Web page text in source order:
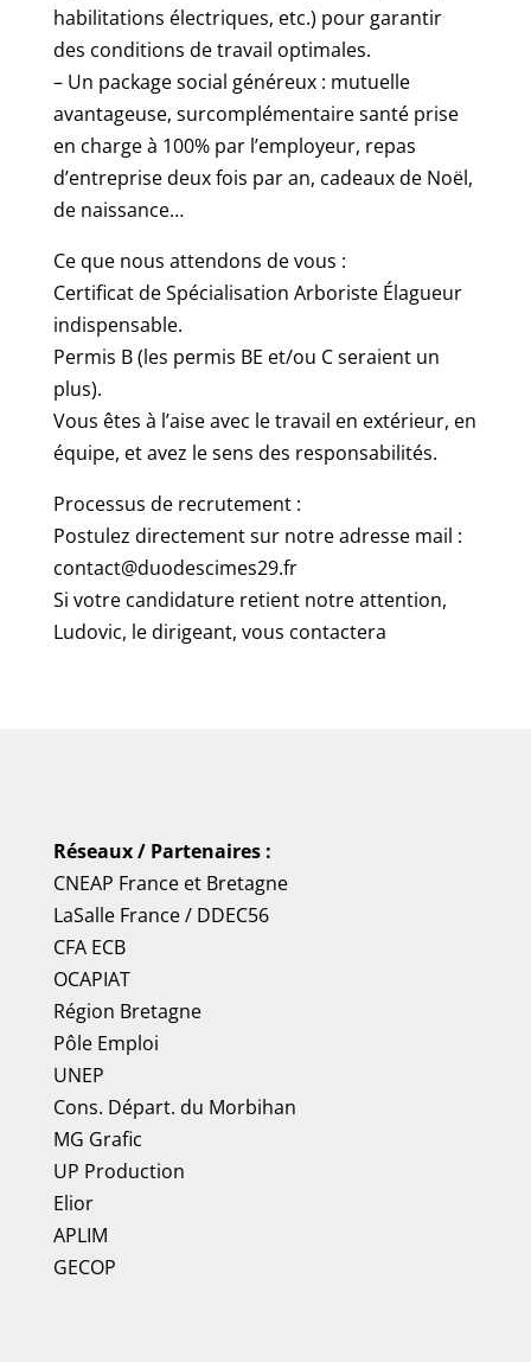
habilitations électriques, etc.) pour garantir
des conditions de travail optimales.
– Un package social généreux : mutuelle
avantageuse, surcomplémentaire santé prise
en charge à 100% par l’employeur, repas
d’entreprise deux fois par an, cadeaux de Noël,
de naissance…
Ce que nous attendons de vous :
Certificat de Spécialisation Arboriste Élagueur
indispensable.
Permis B (les permis BE et/ou C seraient un
plus).
Vous êtes à l’aise avec le travail en extérieur, en
équipe, et avez le sens des responsabilités.
Processus de recrutement :
Postulez directement sur notre adresse mail :
contact@duodescimes29.fr
Si votre candidature retient notre attention,
Ludovic, le dirigeant, vous contactera
Réseaux / Partenaires :
CNEAP Franceet Bretagne
LaSalle France/ DDEC56
CFA ECB
OCAPIAT
Région Bretagne
Pôle Emploi
UNEP
Cons. Départ. du Morbihan
MG Grafic
UP Production
Elior
APLIM
GECOP